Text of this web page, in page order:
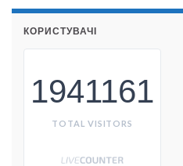
КОРИСТУВАЧІ
1941161
TOTAL VISITORS